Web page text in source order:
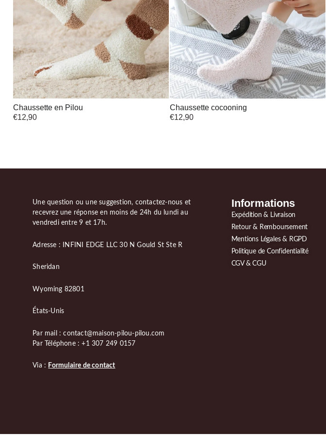
Chaussette en Pilou
€12,90
Chaussette cocooning
€12,90
Une question ou une suggestion, contactez-nous et
recevrez une réponse en moins de 24h du lundi au
vendredi entre 9 et 17h.
Adresse : INFINI EDGE LLC 30 N Gould St Ste R
Sheridan
Wyoming 82801
États-Unis
Par mail : contact@maison-pilou-pilou.com
Par Téléphone : +1 307 249 0157
Via : Formulaire de contact
Informations
Expédition & Livraison
Retour & Remboursement
Mentions Légales & RGPD
Politique de Confidentialité
CGV & CGU